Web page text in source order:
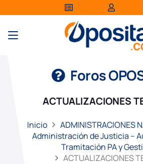
Foros
ACTUALIZACIONES
Inicio
ADMINISTRACIONES
Administración de Justicia –
Tramitación PA y
ACTUALIZACIONES